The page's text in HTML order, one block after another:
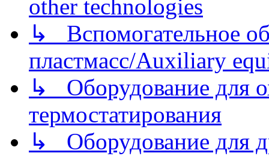
other technologies
↳ Вспомогательное
пластмасс/Auxiliary
↳ Оборудование для
термостатирования
↳ Оборудование для